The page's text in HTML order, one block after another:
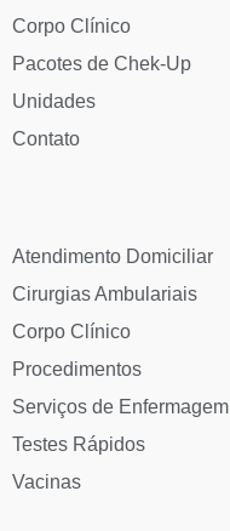
Corpo Clínico
Pacotes de Chek-Up
Unidades
Contato
Atendimento Domiciliar
Cirurgias Ambulariais
Corpo Clínico
Procedimentos
Serviços de Enfermagem
Testes Rápidos
Vacinas